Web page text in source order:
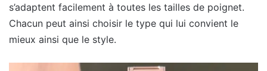
s’adaptent facilement à toutes les tailles de poignet.
Chacun peut ainsi choisir le type qui lui convient le
mieux ainsi que le style.